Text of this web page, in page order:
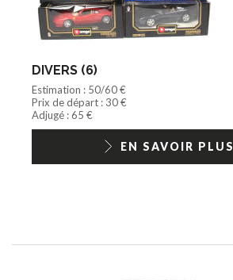
DIVERS (6)
Estimation : 50/60 €
Prix de départ : 30 €
Adjugé : 65 €
EN SAVOIR PLUS